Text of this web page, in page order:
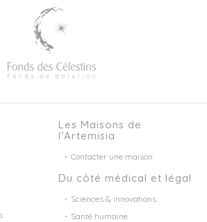
Les Maisons de
l’Artemisia
Contacter une maison
Du côté médical et légal
Sciences & innovations
Santé humaine